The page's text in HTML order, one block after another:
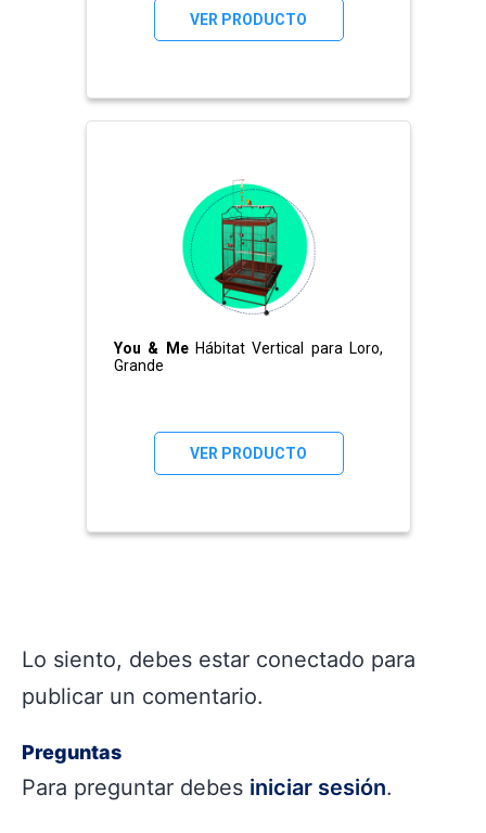
VER PRODUCTO
You & Me Hábitat Vertical para Loro,
Grande
VER PRODUCTO
Lo siento, debes estar conectado para
publicar un comentario.
Preguntas
Para preguntar debes iniciar sesión.